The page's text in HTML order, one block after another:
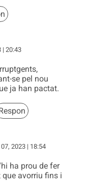
| 20:43
se pel nou
ja han pactat.
2023 | 18:54
ha prou de fer
avorriu fins i